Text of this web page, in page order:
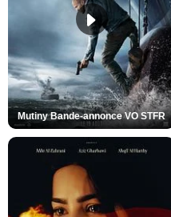
Mutiny Bande-annonce VO STFR